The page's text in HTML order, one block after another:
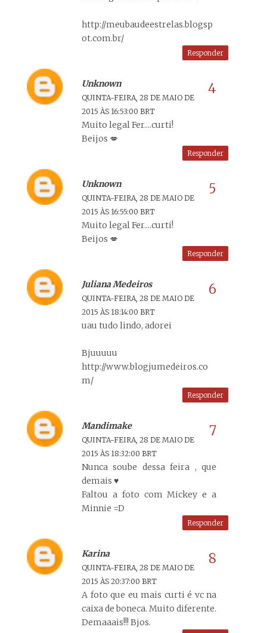
http://meubaudeestrelas.blogsp
ot.com.br/
Responder
Unknown
QUINTA-FEIRA, 28 DE MAIO DE
2015 ÀS 16:53:00 BRT
Muito legal Fer....curti!
Beijos 💋
Responder
Unknown
QUINTA-FEIRA, 28 DE MAIO DE
2015 ÀS 16:55:00 BRT
Muito legal Fer....curti!
Beijos 💋
Responder
Juliana Medeiros
QUINTA-FEIRA, 28 DE MAIO DE
2015 ÀS 18:14:00 BRT
uau tudo lindo, adorei
Bjuuuuu
http://www.blogjumedeiros.co
m/
Responder
Mandimake
QUINTA-FEIRA, 28 DE MAIO DE
2015 ÀS 18:32:00 BRT
Nunca soube dessa feira , que
demais ♥
Faltou a foto com Mickey e a
Minnie =D
Responder
Karina
QUINTA-FEIRA, 28 DE MAIO DE
2015 ÀS 20:37:00 BRT
A foto que eu mais curti é vc na
caixa de boneca. Muito diferente.
Demaaais!!! Bjos.